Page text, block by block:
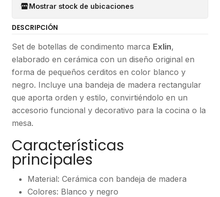
Mostrar stock de ubicaciones
DESCRIPCIÓN
Set de botellas de condimento marca Exlin,
elaborado en cerámica con un diseño original en
forma de pequeños cerditos en color blanco y
negro. Incluye una bandeja de madera rectangular
que aporta orden y estilo, convirtiéndolo en un
accesorio funcional y decorativo para la cocina o la
mesa.
Características
principales
Material: Cerámica con bandeja de madera
Colores: Blanco y negro